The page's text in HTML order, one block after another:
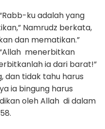
ku adalah yang
Namrudz berkata,
dan mematikan.”
menerbitkan
ia dari barat!”
dan tidak tahu harus
ia bingung harus
oleh Allah di dalam